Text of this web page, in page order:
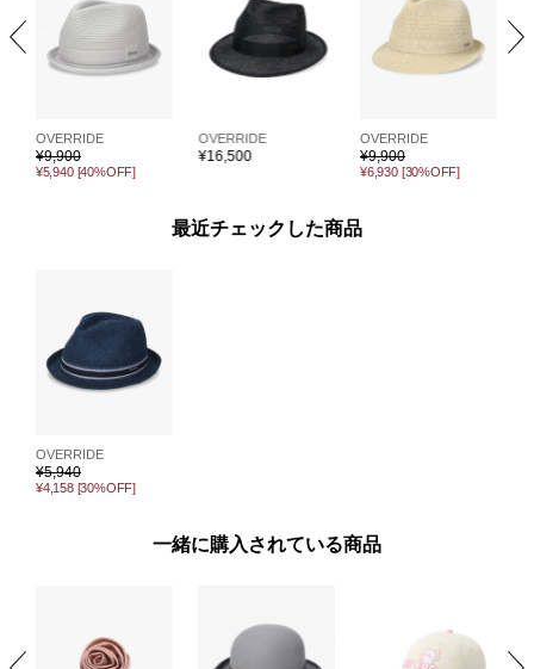
OVERRIDE
¥9,900
¥5,940 [40%OFF]
OVERRIDE
¥16,500
OVERRIDE
¥9,900
¥6,930 [30%OFF]
最近チェックした商品
OVERRIDE
¥5,940
¥4,158 [30%OFF]
一緒に購入されている商品